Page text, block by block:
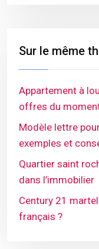
Sur le même
Appartement à
offres du
Modèle lettre
exemples et
Quartier saint
dans l’immobilier
Century 21
français ?